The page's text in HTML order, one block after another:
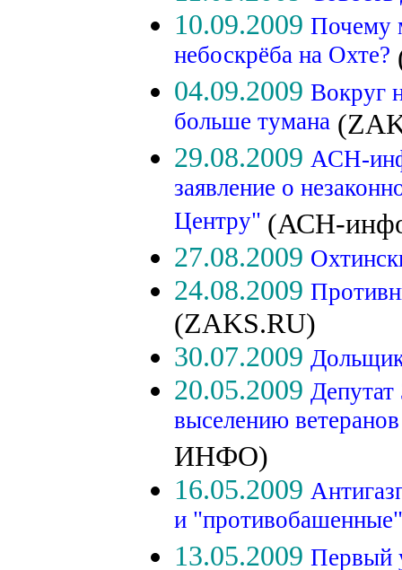
10.09.2009 Почему
небоскрёба на Охте?
04.09.2009 Вокруг
больше тумана
29.08.2009 АСН-
заявление о
Центру" (АСН-
27.08.2009
24.08.2009
(ZAKS.RU)
30.07.2009
20.05.2009 Депутат
выселению
ИНФО)
16.05.2009
и
13.05.2009 Первый